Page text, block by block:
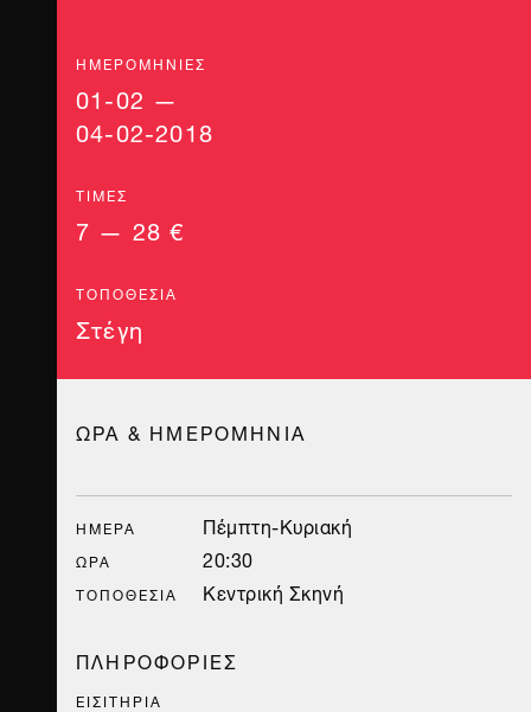
ΗΜΕΡΟΜΗΝΊΕΣ
01-02 —
04-02-2018
ΤΙΜΈΣ
7 — 28 €
ΤΟΠΟΘΕΣΊΑ
Στέγη
ΩΡΑ & ΗΜΕΡΟΜΗΝΙΑ
ΗΜΈΡΑ Πέμπτη-Κυριακή
ΏΡΑ 20:30
ΤΟΠΟΘΕΣΊΑ
Κεντρική Σκηνή
ΠΛΗΡΟΦΟΡΙΕΣ
ΕΙΣΙΤΗΡΙΑ